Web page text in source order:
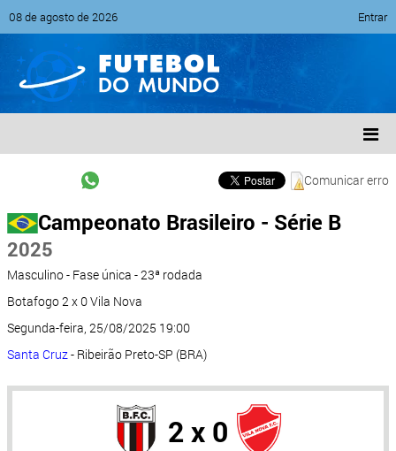
08 de agosto de 2026 Entrar
Comunicar erro
Campeonato Brasileiro - Série B
2025
Masculino - Fase única - 23ª rodada
Botafogo 2 x 0 Vila Nova
Segunda-feira, 25/08/2025 19:00
Santa Cruz- Ribeirão Preto-SP (BRA)
2 x 0